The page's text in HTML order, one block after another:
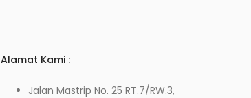
Alamat Kami :
Jalan Mastrip No. 25 RT.7/RW.3,